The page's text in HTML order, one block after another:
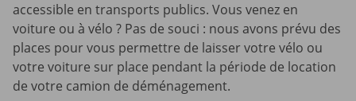
accessible en transports publics. Vous venez en
voiture ou à vélo ? Pas de souci : nous avons prévu des
places pour vous permettre de laisser votre vélo ou
votre voiture sur place pendant la période de location
de votre camion de déménagement.